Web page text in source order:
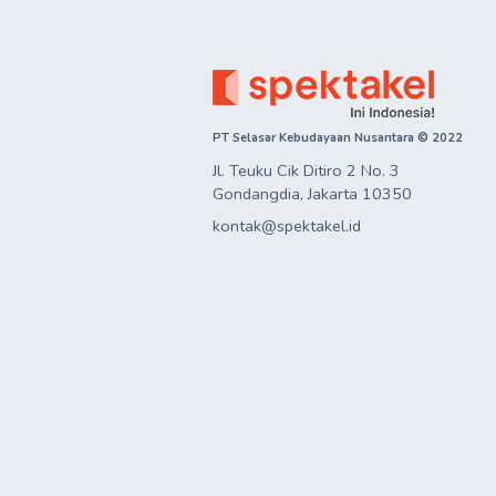
PT Selasar Kebudayaan Nusantara © 2022
Jl. Teuku Cik Ditiro 2 No. 3
Gondangdia, Jakarta 10350
kontak@spektakel.id